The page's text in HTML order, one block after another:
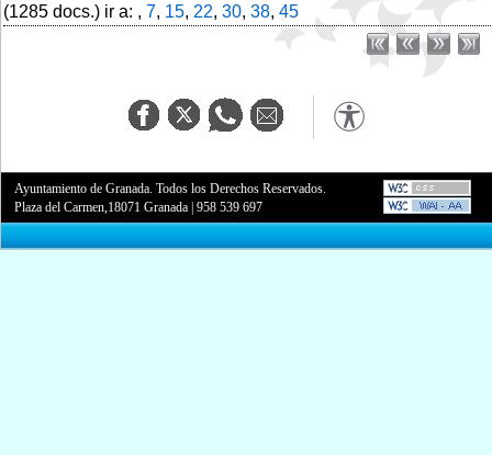
(1285 docs.) ir a: , 7, 15, 22, 30, 38, 45
Ayuntamiento de Granada. Todos los Derechos Reservados.
Plaza del Carmen,18071 Granada |958 539 697